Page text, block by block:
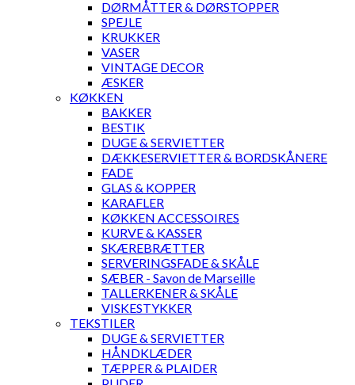
DØRMÅTTER & DØRSTOPPER
SPEJLE
KRUKKER
VASER
VINTAGE DECOR
ÆSKER
KØKKEN
BAKKER
BESTIK
DUGE & SERVIETTER
DÆKKESERVIETTER & BORDSKÅNERE
FADE
GLAS & KOPPER
KARAFLER
KØKKEN ACCESSOIRES
KURVE & KASSER
SKÆREBRÆTTER
SERVERINGSFADE & SKÅLE
SÆBER - Savon de Marseille
TALLERKENER & SKÅLE
VISKESTYKKER
TEKSTILER
DUGE & SERVIETTER
HÅNDKLÆDER
TÆPPER & PLAIDER